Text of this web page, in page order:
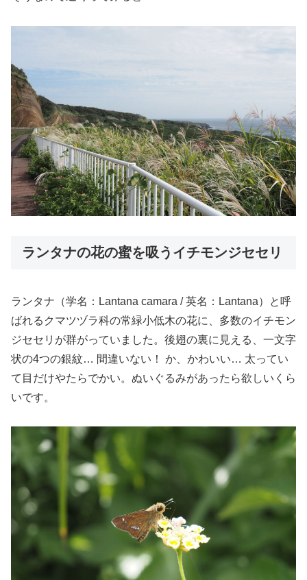
ランタナの花の蜜を吸うイチモンジセセリ
ランタナ（学名：Lantana camara / 英名：Lantana）と呼
ばれるクマツヅラ科の常緑小低木の花に、多数のイチモン
ジセセリが群がっていました。後翅の裏に見える、一文字
状の4つの銀紋… 間違いない！ か、かわいい… 太ってい
て目だけやたらでかい。ぬいぐるみがあったら欲しいくら
いです。